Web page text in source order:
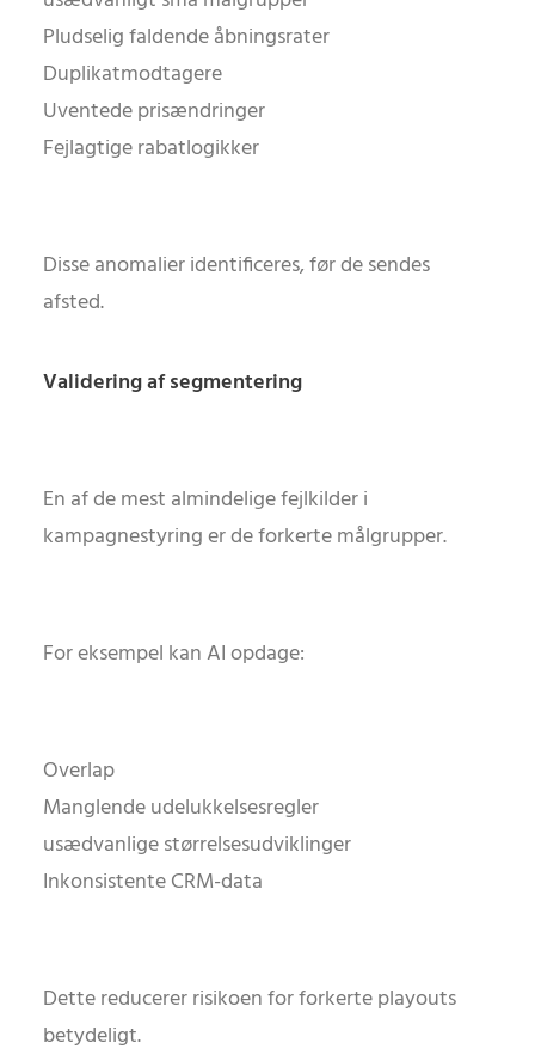
Pludselig faldende åbningsrater
Duplikatmodtagere
Uventede prisændringer
Fejlagtige rabatlogikker
Disse anomalier identificeres, før de sendes
afsted.
Validering af segmentering
En af de mest almindelige fejlkilder i
kampagnestyring er de forkerte målgrupper.
For eksempel kan AI opdage:
Overlap
Manglende udelukkelsesregler
usædvanlige størrelsesudviklinger
Inkonsistente CRM-data
Dette reducerer risikoen for forkerte playouts
betydeligt.